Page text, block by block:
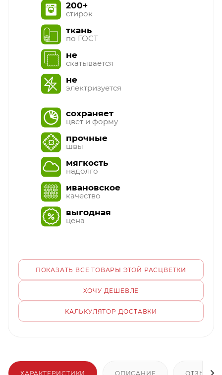
200+
стирок
ткань
по ГОСТ
не
скатывается
не
электризуется
сохраняет
цвет и форму
прочные
швы
мягкость
надолго
ивановское
качество
выгодная
цена
ПОКАЗАТЬ ВСЕ ТОВАРЫ ЭТОЙ РАСЦВЕТКИ
ХОЧУ ДЕШЕВЛЕ
КАЛЬКУЛЯТОР ДОСТАВКИ
ХАРАКТЕРИСТИКИ ОПИСАНИЕ ОТЗЫВЫ